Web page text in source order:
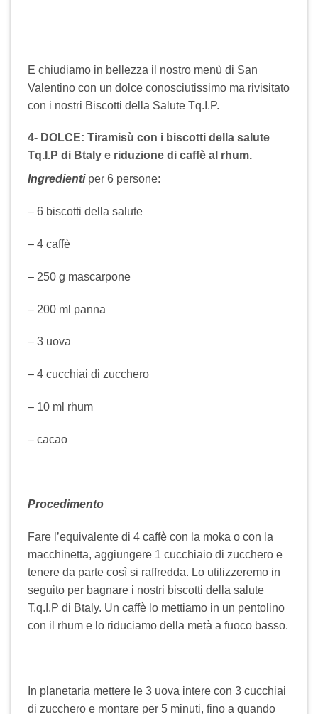
E chiudiamo in bellezza il nostro menù di San
Valentino con un dolce conosciutissimo ma rivisitato
con i nostri Biscotti della Salute Tq.I.P.
4- DOLCE: Tiramisù con i biscotti della salute
Tq.I.P di Btaly e riduzione di caffè al rhum.
Ingredientiper 6 persone:
– 6 biscotti della salute
– 4 caffè
– 250 g mascarpone
– 200 ml panna
– 3 uova
– 4 cucchiai di zucchero
– 10 ml rhum
– cacao
Procedimento
Fare l’equivalente di 4 caffè con la moka o con la
macchinetta, aggiungere 1 cucchiaio di zucchero e
tenere da parte così si raffredda. Lo utilizzeremo in
seguito per bagnare i nostri biscotti della salute
T.q.I.P di Btaly. Un caffè lo mettiamo in un pentolino
con il rhum e lo riduciamo della metà a fuoco basso.
In planetaria mettere le 3 uova intere con 3 cucchiai
di zucchero e montare per 5 minuti, fino a quando